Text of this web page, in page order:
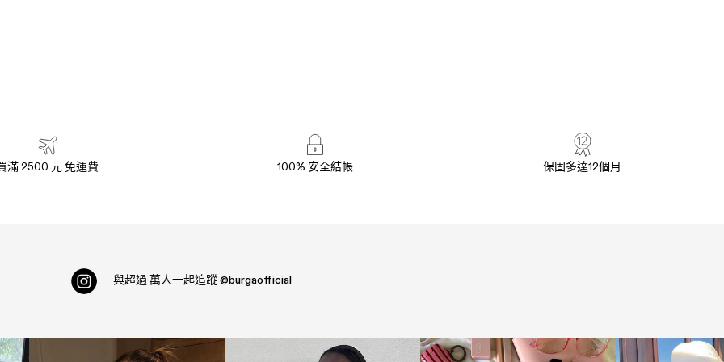
滿 2500 元 免運費 100% 安全結帳 保固多達12個月
與超過 萬人一起追蹤 @burgaofficial